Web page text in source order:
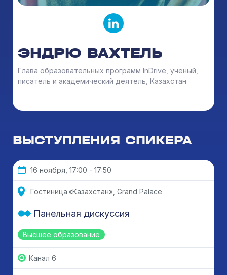
ЭНДРЮ ВАХТЕЛЬ
Глава образовательных программ InDrive, ученый,
писатель и академический деятель, Казахстан
ВЫСТУПЛЕНИЯ СПИКЕРА
16 ноября, 17:00 - 17:50
Гостиница «Казахстан», Grand Palace
Высшее образование
Панельная дискуссия
Канал 6